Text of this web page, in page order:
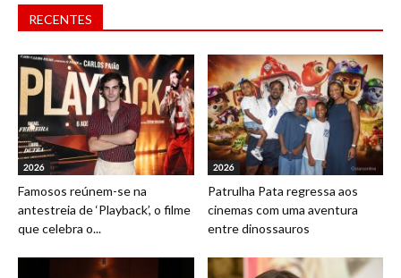
RECENTES
2026
Famosos reúnem-se na
antestreia de ‘Playback’, o filme
que celebra o...
2026
Patrulha Pata regressa aos
cinemas com uma aventura
entre dinossauros